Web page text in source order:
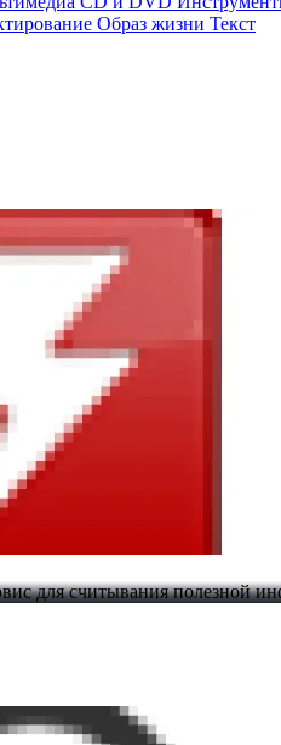
Образ жизни Текст
для считывания полезной